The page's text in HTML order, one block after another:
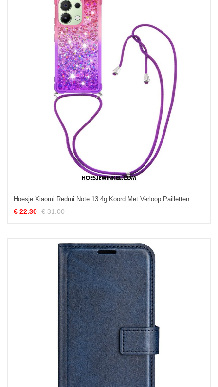
Hoesje Xiaomi Redmi Note 13 4g Koord Met Verloop Pailletten
€ 22.30 € 31.00